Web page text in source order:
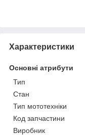
Характеристики
Основні атрибути
Тип
Стан
Тип мототехніки
Код запчастини
Виробник